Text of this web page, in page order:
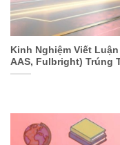
Kinh Nghiệm Viết
AAS, Fulbright) Trúng